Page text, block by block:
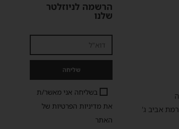
הרשמה לניוזלטר
שלנו
בשליחה אני מאשר/ת
אתמדיניות הפרטיות של
האתר
שליחה